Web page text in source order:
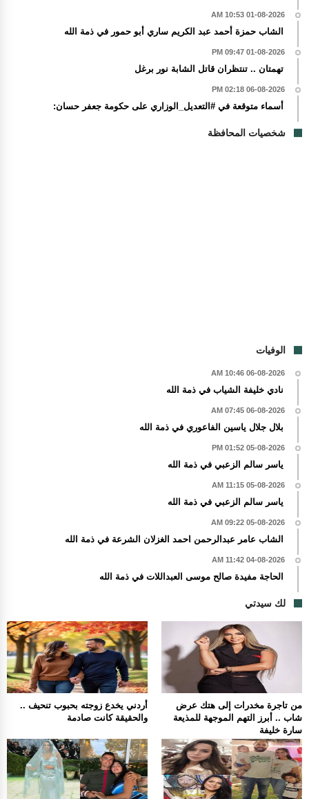
01-08-2026 10:53 AM
الشاب حمزة أحمد عبد الكريم ساري أبو حمور في ذمة الله
01-08-2026 09:47 PM
تهمتان .. تنتظران قاتل الشابة نور برغل
06-08-2026 02:18 PM
أسماء متوقعة في #التعديل_الوزاري على حكومة جعفر حسان:
شخصيات المحافظة
الوفيات
06-08-2026 10:46 AM
نادي خليفة الشياب في ذمة الله
06-08-2026 07:45 AM
بلال جلال ياسين الفاعوري في ذمة الله
05-08-2026 01:52 PM
ياسر سالم الزعبي في ذمة الله
05-08-2026 11:15 AM
ياسر سالم الزعبي في ذمة الله
05-08-2026 09:22 AM
الشاب عامر عبدالرحمن احمد الغزلان الشرعة في ذمة الله
04-08-2026 11:42 AM
الحاجة مفيدة صالح موسى العبداللات في ذمة الله
لك سيدتي
أردني يخدع زوجته بحبوب تنحيف ..
والحقيقة كانت صادمة
من تاجرة مخدرات إلى هتك عرض
شاب .. أبرز التهم الموجهة للمذيعة
سارة خليفة